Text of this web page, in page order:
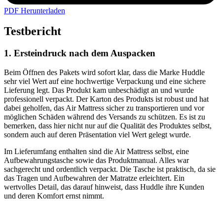
PDF Herunterladen
Testbericht
1. Ersteindruck nach dem Auspacken
Beim Öffnen des Pakets wird sofort klar, dass die Marke Huddle
sehr viel Wert auf eine hochwertige Verpackung und eine sichere
Lieferung legt. Das Produkt kam unbeschädigt an und wurde
professionell verpackt. Der Karton des Produkts ist robust und hat
dabei geholfen, das Air Mattress sicher zu transportieren und vor
möglichen Schäden während des Versands zu schützen. Es ist zu
bemerken, dass hier nicht nur auf die Qualität des Produktes selbst,
sondern auch auf deren Präsentation viel Wert gelegt wurde.
Im Lieferumfang enthalten sind die Air Mattress selbst, eine
Aufbewahrungstasche sowie das Produktmanual. Alles war
sachgerecht und ordentlich verpackt. Die Tasche ist praktisch, da sie
das Tragen und Aufbewahren der Matratze erleichtert. Ein
wertvolles Detail, das darauf hinweist, dass Huddle ihre Kunden
und deren Komfort ernst nimmt.